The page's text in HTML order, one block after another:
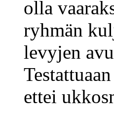
olla
ryhmän
levyjen
ettei